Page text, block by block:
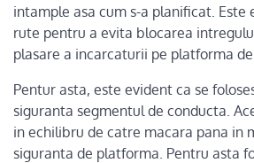
intample asa cum s-a planificat.
rute pentru a evita blocarea
plasare a incarcaturii pe platforma de
Pentur asta, este evident ca se
siguranta segmentul de conducta.
in echilibru de catre macara pana in
siguranta de platforma. Pentru asta